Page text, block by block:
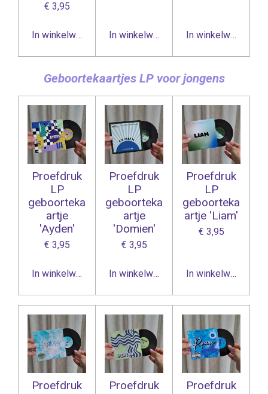
€ 3,95
In winkelwagen In winkelwagen In winkelwagen
Geboortekaartjes LP voor jongens
Proefdruk
LP
geboorteka
artje
'Ayden'
€ 3,95
In winkelwagen
Proefdruk
LP
geboorteka
artje
'Domien'
€ 3,95
In winkelwagen
Proefdruk
LP
geboorteka
artje 'Liam'
€ 3,95
In winkelwagen
Proefdruk
Proefdruk
Proefdruk